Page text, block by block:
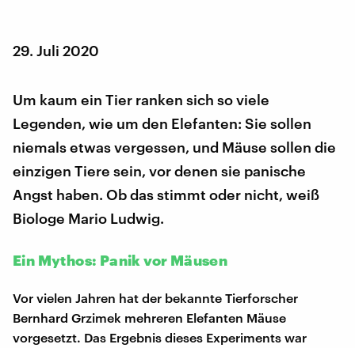
29. Juli 2020
Um kaum ein Tier ranken sich so viele
Legenden, wie um den Elefanten: Sie sollen
niemals etwas vergessen, und Mäuse sollen die
einzigen Tiere sein, vor denen sie panische
Angst haben. Ob das stimmt oder nicht, weiß
Biologe Mario Ludwig.
Ein Mythos: Panik vor Mäusen
Vor vielen Jahren hat der bekannte Tierforscher
Bernhard Grzimek mehreren Elefanten Mäuse
vorgesetzt. Das Ergebnis dieses Experiments war